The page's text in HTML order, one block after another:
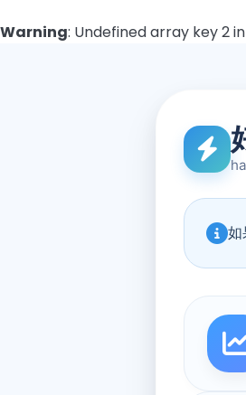
Warning: Undefined array key 2 in